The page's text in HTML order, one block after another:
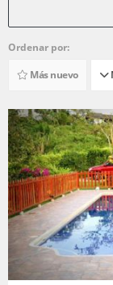
Ordenar por:
Más nuevo